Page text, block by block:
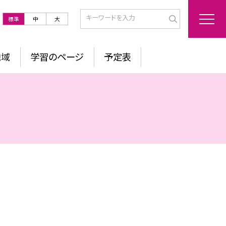
標準 中 大
学習のページ 予定表